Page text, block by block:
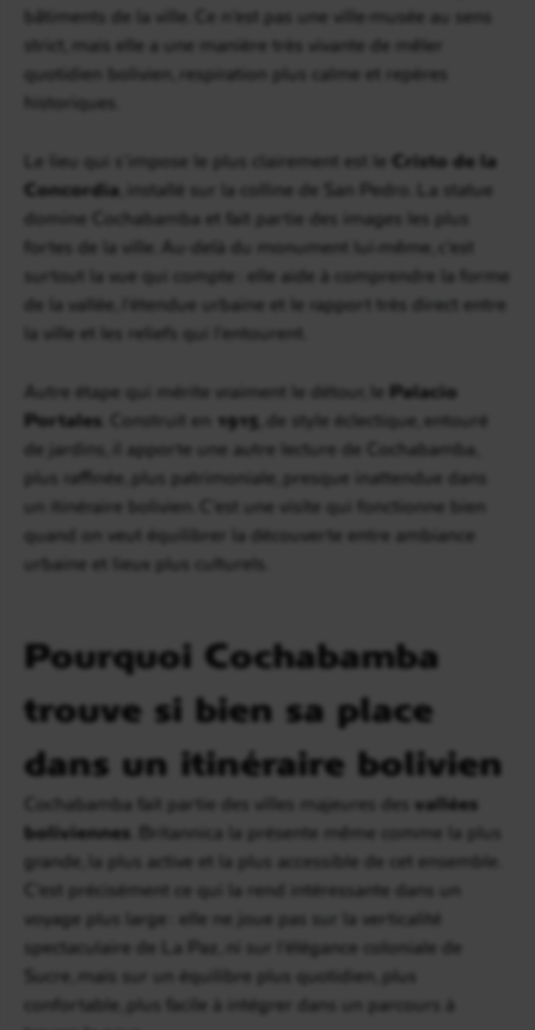
bâtiments de la ville. Ce n’est pas une ville-musée au sens
strict, mais elle a une manière très vivante de mêler
quotidien bolivien, respiration plus calme et repères
historiques.
Le lieu qui s’impose le plus clairement est le Cristo de la
Concordia , installé sur la colline de San Pedro. La statue
domine Cochabamba et fait partie des images les plus
fortes de la ville. Au-delà du monument lui-même, c’est
surtout la vue qui compte : elle aide à comprendre la forme
de la vallée, l’étendue urbaine et le rapport très direct entre
la ville et les reliefs qui l’entourent.
Autre étape qui mérite vraiment le détour, le Palacio
Portales . Construit en 1915 , de style éclectique, entouré
de jardins, il apporte une autre lecture de Cochabamba,
plus raffinée, plus patrimoniale, presque inattendue dans
un itinéraire bolivien. C’est une visite qui fonctionne bien
quand on veut équilibrer la découverte entre ambiance
urbaine et lieux plus culturels.
Pourquoi Cochabamba
trouve si bien sa place
dans un itinéraire bolivien
Cochabamba fait partie des villes majeures des vallées
boliviennes . Britannica la présente même comme la plus
grande, la plus active et la plus accessible de cet ensemble.
C’est précisément ce qui la rend intéressante dans un
voyage plus large : elle ne joue pas sur la verticalité
spectaculaire de La Paz, ni sur l’élégance coloniale de
Sucre, mais sur un équilibre plus quotidien, plus
confortable, plus facile à intégrer dans un parcours à